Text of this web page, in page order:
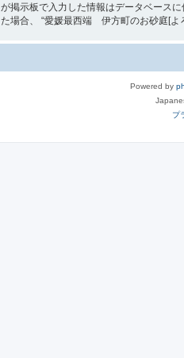
掲示板で入力した情報はデータベース
場合、 “愛媛最西端 伊方町のお砂庭[よ
Powered by
プ